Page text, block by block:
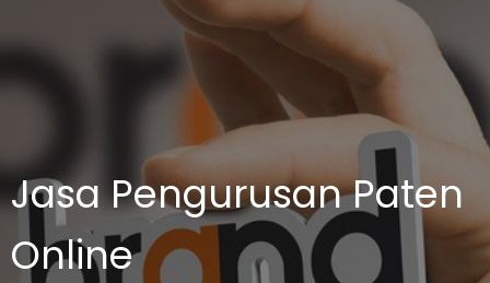
Jasa Pengurusan Paten
Online